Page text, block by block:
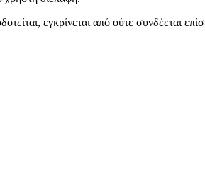
εγκρίνεται από ούτε συνδέεται